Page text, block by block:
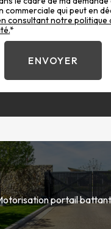
commerciale qui peut en
consultant notre politique
*
portail battant